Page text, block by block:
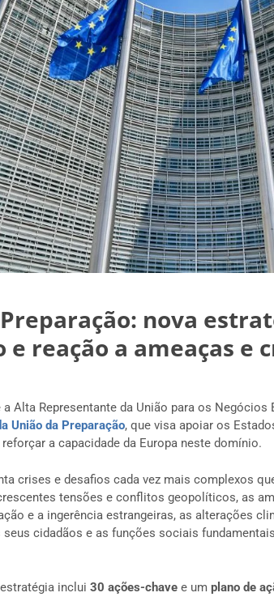
nova
e reação a ameaças e
Alta Representante da União para os
União da Preparação, que visa apoiar os
a capacidade da Europa neste domínio.
crises e desafios cada vez mais complexos
tensões e conflitos geopolíticos, as
e a ingerência estrangeiras, as alterações
cidadãos e as funções sociais
inclui 30 ações-chavee um plano de